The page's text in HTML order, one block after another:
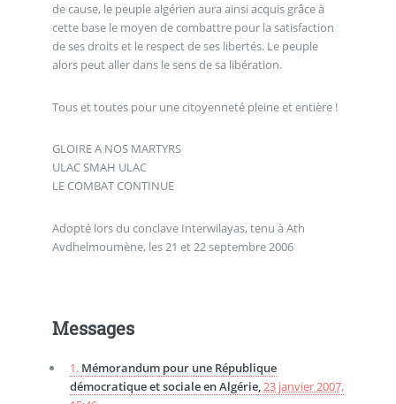
de cause, le peuple algérien aura ainsi acquis grâce à
cette base le moyen de combattre pour la satisfaction
de ses droits et le respect de ses libertés. Le peuple
alors peut aller dans le sens de sa libération.
Tous et toutes pour une citoyenneté pleine et entière !
GLOIRE A NOS MARTYRS
ULAC SMAH ULAC
LE COMBAT CONTINUE
Adopté lors du conclave Interwilayas, tenu à Ath
Avdhelmoumène, les 21 et 22 septembre 2006
Messages
1. Mémorandum pour une République
démocratique et sociale en Algérie,23 janvier 2007,